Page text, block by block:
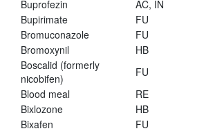
Buprofezin
AC, IN
Bupirimate
FU
Bromuconazole
FU
Bromoxynil
HB
Boscalid (formerly
nicobifen)
FU
Blood meal
RE
Bixlozone
HB
Bixafen
FU